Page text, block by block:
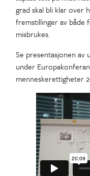
grad skal bli klar over
fremstillinger av både
misbrukes.
Se presentasjonen av
under
menneskerettigheter